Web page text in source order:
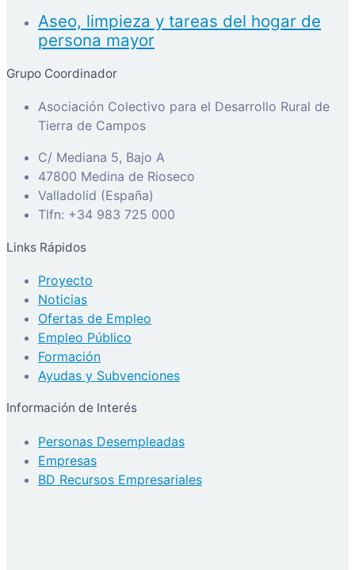
Aseo, limpieza y tareas del hogar de
persona mayor
Grupo Coordinador
Asociación Colectivo para el Desarrollo Rural de
Tierra de Campos
C/ Mediana 5, Bajo A
47800 Medina de Rioseco
Valladolid (España)
Tlfn: +34 983 725 000
Links Rápidos
Proyecto
Noticias
Ofertas de Empleo
Empleo Público
Formación
Ayudas y Subvenciones
Información de Interés
Personas Desempleadas
Empresas
BD Recursos Empresariales